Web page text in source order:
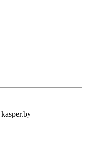
kasper.by